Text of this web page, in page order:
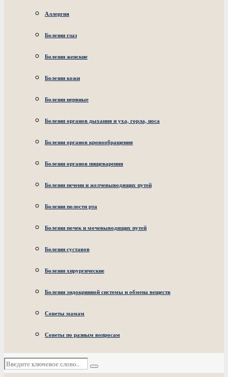
Аллергия
Болезни глаз
Болезни женские
Болезни кожи
Болезни нервные
Болезни органов дыхания и уха, горла, носа
Болезни органов кровообращения
Болезни органов пищеварения
Болезни печени и желчевыводящих путей
Болезни полости рта
Болезни почек и мочевыводящих путей
Болезни суставов
Болезни хирургические
Болезни эндокринной системы и обмена веществ
Советы мамам
Советы по разным вопросам
Искать:
Поиск